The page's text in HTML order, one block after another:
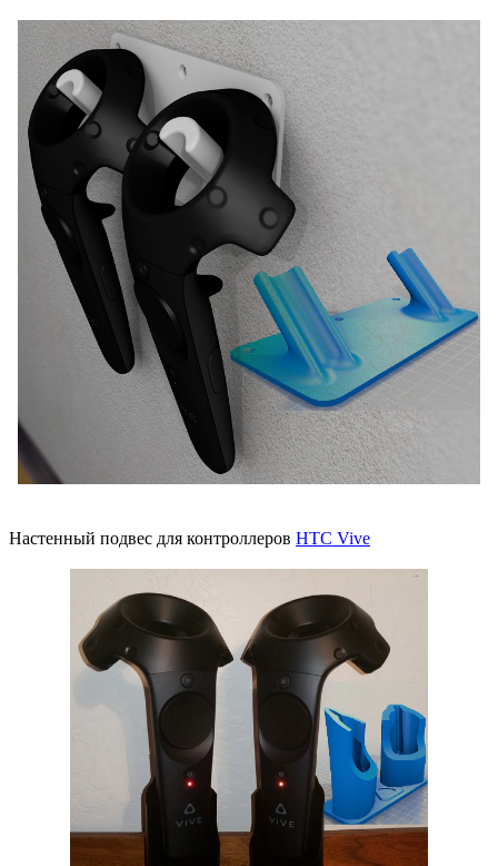
Настенный подвес для контроллеров HTC Vive